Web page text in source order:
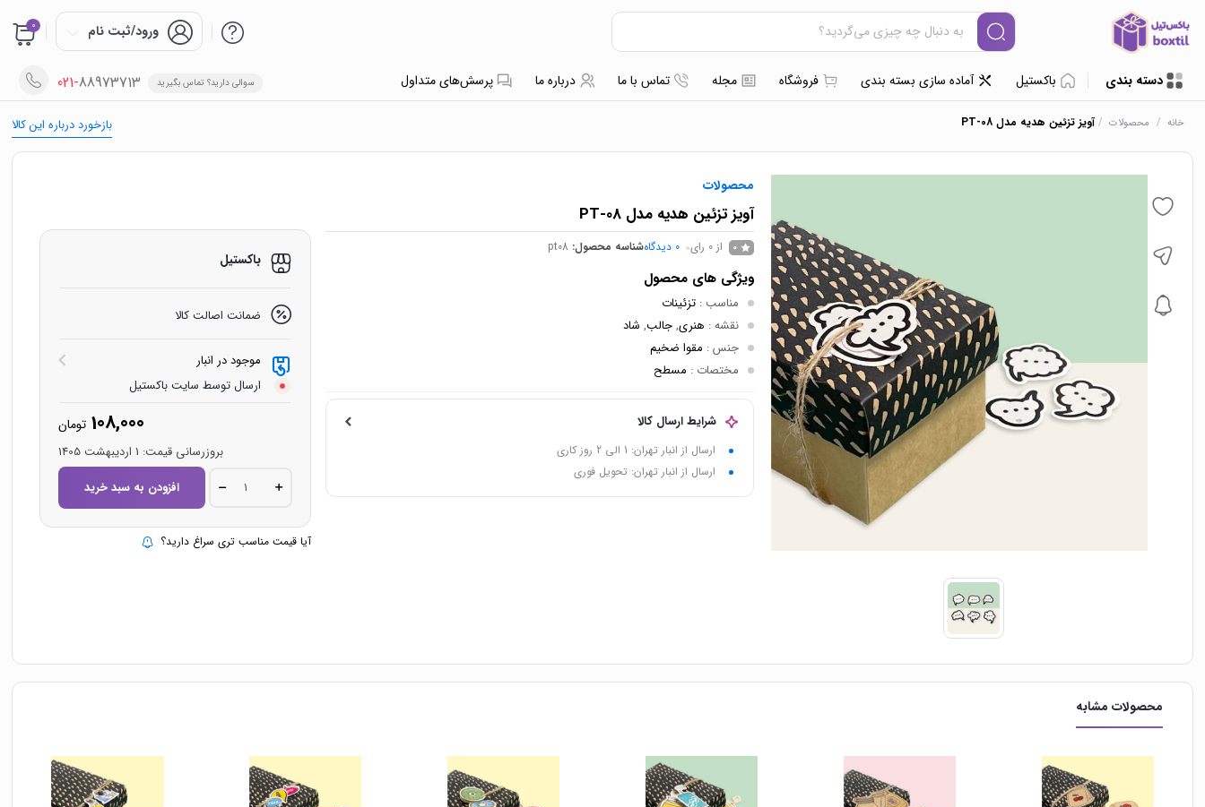
ورود/ثبت نام 0
دسته بندی باکستیل آماده سازی بسته بندی فروشگاه مجله تماس با ما درباره ما پرسش‌های متداول سوالی دارید؟ تماس بگیرید 021-88973713
بازخورد درباره این کالا خانه / محصولات /آویز تزئین هدیه مدل PT-08
محصولات
آویز تزئین هدیه مدل PT-08
0 از 0 رای 0 دیدگاهشناسه محصول:pt08
ویژگی های محصول
مناسب:تزئینات
نقشه: هنری,جالب, شاد
جنس: مقوا ضخیم
مختصات: مسطح
شرایط ارسال کالا
ارسال از انبار تهران: 1 الی 2 روز کاری
ارسال از انبار تهران: تحویل فوری
باکستیل
ضمانت اصالت کالا
موجود در انبار
ارسال توسط سایت باکستیل
108,000 تومان
بروزرسانی قیمت: 1 اردیبهشت 1405
آویز
تزئین
مدل
PT-
افزودن به سبد خرید
آیا قیمت مناسب تری سراغ دارید؟
محصولات مشابه